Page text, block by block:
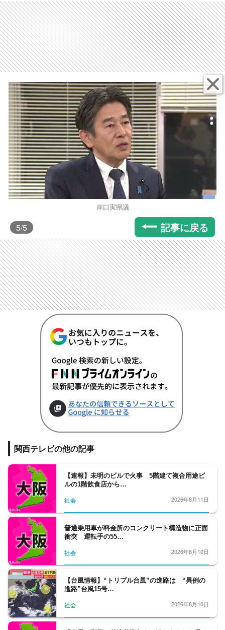
岸口実県議
5/5 記事に戻る
関西テレビの他の記事
【速報】未明のビルで火事 5階建て複合用途ビ
ルの1階飲食店から…
社会 2026年8月11日
普通乗用車が料金所のコンクリート構造物に正面
衝突 運転手の55…
社会 2026年8月10日
【台風情報】“トリプル台風”の進路は “異例の
進路”台風15号…
社会 2026年8月10日